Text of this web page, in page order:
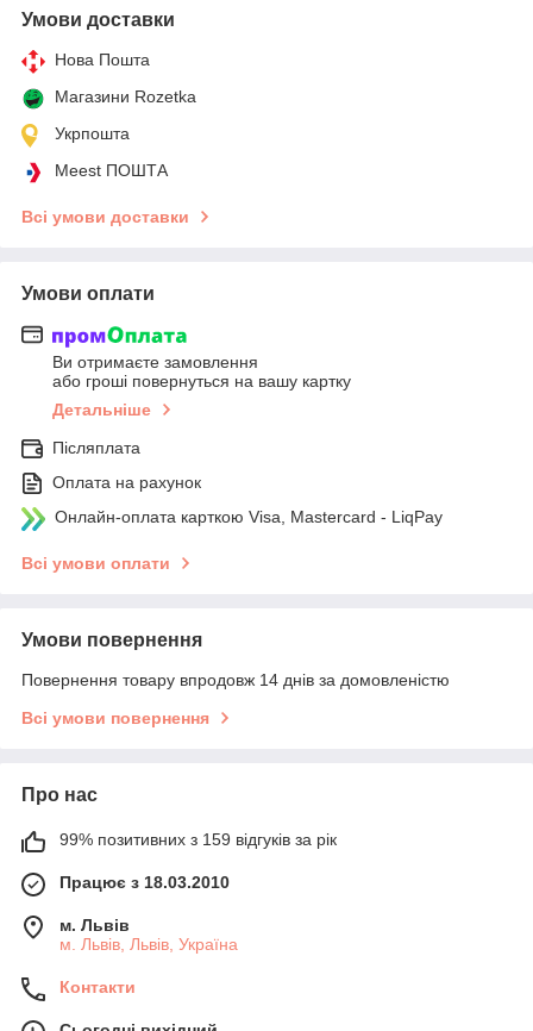
Умови доставки
Нова Пошта
Магазини Rozetka
Укрпошта
Meest ПОШТА
Всі умови доставки
Умови оплати
Ви отримаєте замовлення
або гроші повернуться на вашу картку
Детальніше
Післяплата
Оплата на рахунок
Онлайн-оплата карткою Visa, Mastercard - LiqPay
Всі умови оплати
Умови повернення
Повернення товару впродовж 14 днів за домовленістю
Всі умови повернення
Про нас
99% позитивних з 159 відгуків за рік
Працює з 18.03.2010
м. Львів
м. Львів, Львів, Україна
Контакти